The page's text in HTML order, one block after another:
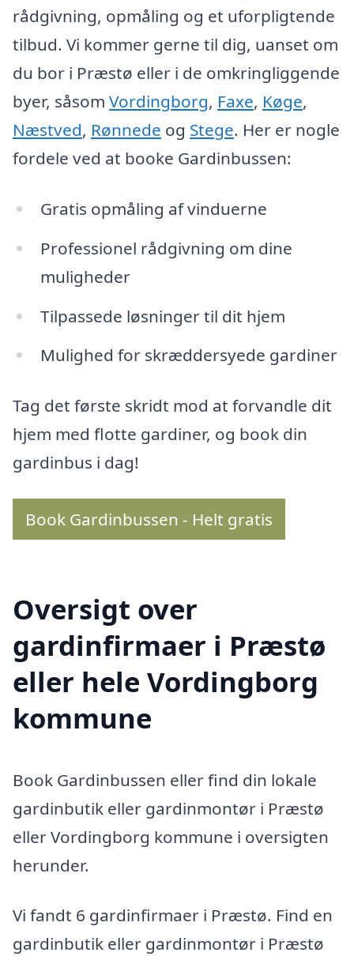
rådgivning, opmåling og et uforpligtende
tilbud. Vi kommer gerne til dig, uanset om
du bor i Præstø eller i de omkringliggende
byer, såsom Vordingborg, Faxe, Køge,
Næstved, Rønnede og Stege. Her er nogle
fordele ved at booke Gardinbussen:
Gratis opmåling af vinduerne
Professionel rådgivning om dine
muligheder
Tilpassede løsninger til dit hjem
Mulighed for skræddersyede gardiner
Tag det første skridt mod at forvandle dit
hjem med flotte gardiner, og book din
gardinbus i dag!
Book Gardinbussen - Helt gratis
Oversigt over
gardinfirmaer i Præstø
eller hele Vordingborg
kommune
Book Gardinbussen eller find din lokale
gardinbutik eller gardinmontør i Præstø
eller Vordingborg kommune i oversigten
herunder.
Vi fandt 6 gardinfirmaer i Præstø. Find en
gardinbutik eller gardinmontør i Præstø